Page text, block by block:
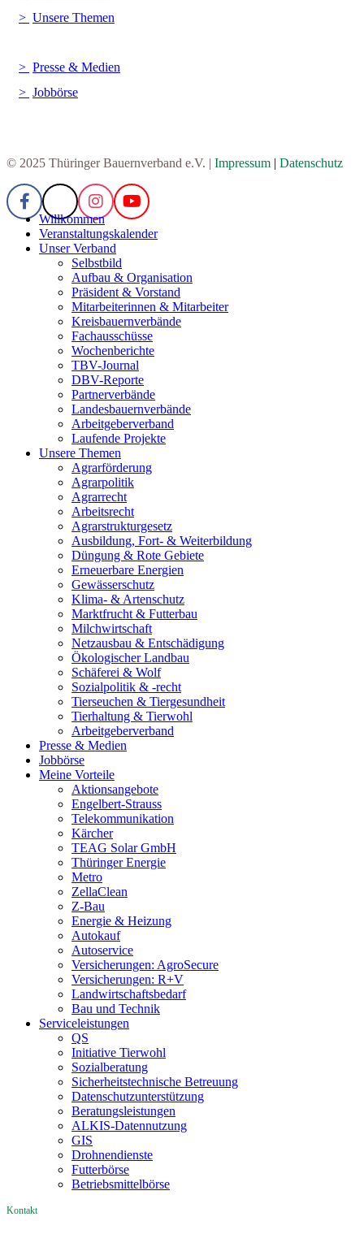
Unsere Themen
Presse & Medien
Jobbörse
© 2025 Thüringer Bauernverband e.V. | Impressum | Datenschutz
Willkommen
Veranstaltungskalender
Unser Verband
Selbstbild
Aufbau & Organisation
Präsident & Vorstand
Mitarbeiterinnen & Mitarbeiter
Kreisbauernverbände
Fachausschüsse
Wochenberichte
TBV-Journal
DBV-Reporte
Partnerverbände
Landesbauernverbände
Arbeitgeberverband
Laufende Projekte
Unsere Themen
Agrarförderung
Agrarpolitik
Agrarrecht
Arbeitsrecht
Agrarstrukturgesetz
Ausbildung, Fort- & Weiterbildung
Düngung & Rote Gebiete
Erneuerbare Energien
Gewässerschutz
Klima- & Artenschutz
Marktfrucht & Futterbau
Milchwirtschaft
Netzausbau & Entschädigung
Ökologischer Landbau
Schäferei & Wolf
Sozialpolitik & -recht
Tierseuchen & Tiergesundheit
Tierhaltung & Tierwohl
Arbeitgeberverband
Presse & Medien
Jobbörse
Meine Vorteile
Aktionsangebote
Engelbert-Strauss
Telekommunikation
Kärcher
TEAG Solar GmbH
Thüringer Energie
Metro
ZellaClean
Z-Bau
Energie & Heizung
Autokauf
Autoservice
Versicherungen: AgroSecure
Versicherungen: R+V
Landwirtschaftsbedarf
Bau und Technik
Service­­leistungen
QS
Initiative Tierwohl
Sozialberatung
Sicherheitstechnische Betreuung
Datenschutzunterstützung
Beratungsleistungen
ALKIS-Datennutzung
GIS
Drohnendienste
Futterbörse
Betriebsmittelbörse
Kontakt